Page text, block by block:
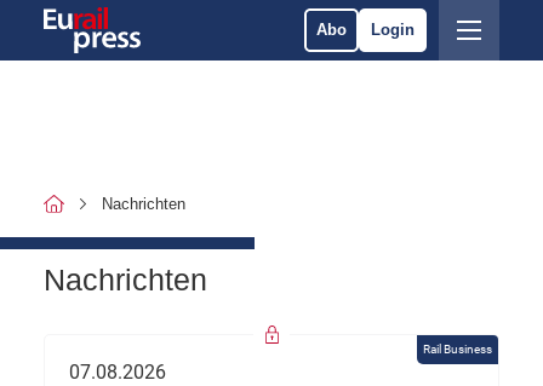
Abo Login
Nachrichten
Nachrichten
Rail Business
07.08.2026